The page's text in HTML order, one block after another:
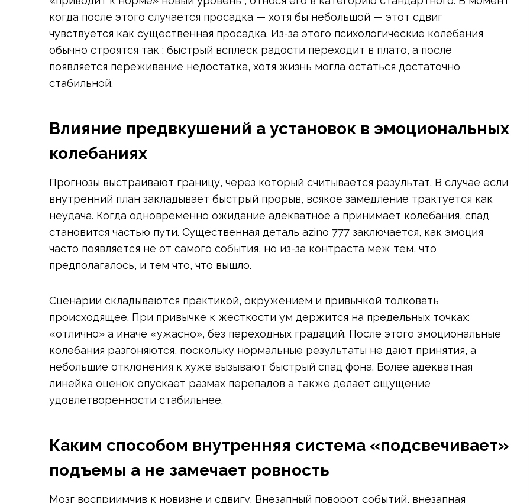
когда после этого случается просадка — хотя бы небольшой — этот сдвиг
чувствуется как существенная просадка. Из-за этого психологические колебания
обычно строятся так : быстрый всплеск радости переходит в плато, а после
появляется переживание недостатка, хотя жизнь могла остаться достаточно
стабильной.
Влияние предвкушений а установок в эмоциональных
колебаниях
Прогнозы выстраивают границу, через который считывается результат. В случае если
внутренний план закладывает быстрый прорыв, всякое замедление трактуется как
неудача. Когда одновременно ожидание адекватное а принимает колебания, спад
становится частью пути. Существенная деталь azino 777 заключается, как эмоция
часто появляется не от самого события, но из-за контраста меж тем, что
предполагалось, и тем что, что вышло.
Сценарии складываются практикой, окружением и привычкой толковать
происходящее. При привычке к жесткости ум держится на предельных точках:
«отлично» а иначе «ужасно», без переходных градаций. После этого эмоциональные
колебания разгоняются, поскольку нормальные результаты не дают принятия, а
небольшие отклонения к хуже вызывают быстрый спад фона. Более адекватная
линейка оценок опускает размах перепадов а также делает ощущение
удовлетворенности стабильнее.
Каким способом внутренняя система «подсвечивает»
подъемы а не замечает ровность
Мозг восприимчив к новизне и сдвигу. Внезапный поворот событий, внезапная